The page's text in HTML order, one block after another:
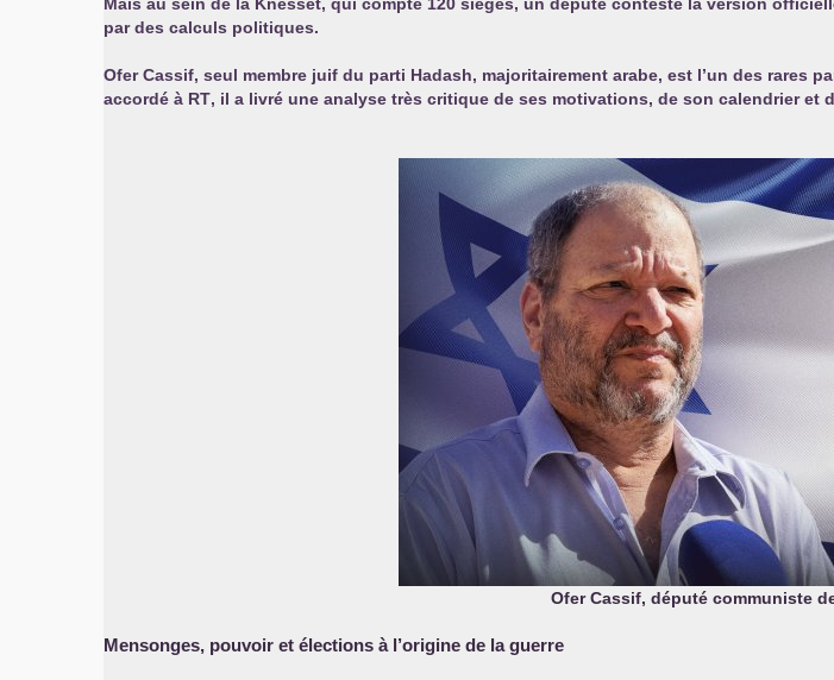
par des calculs politiques.
Ofer Cassif, seul membre juif du parti Hadash, majoritairement arabe, est l’un des rares
accordé à RT, il a livré une analyse très critique de ses motivations, de son calendrier et
Ofer Cassif, député communiste
Mensonges, pouvoir et élections à l’origine de la guerre